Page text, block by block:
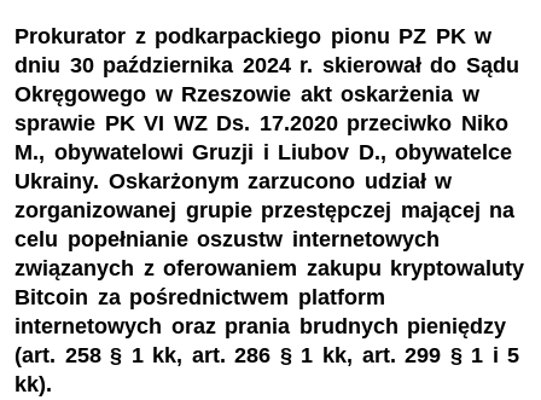
Prokurator z podkarpackiego pionu PZ PK w
dniu 30 października 2024 r. skierował do Sądu
Okręgowego w Rzeszowie akt oskarżenia w
sprawie PK VI WZ Ds. 17.2020 przeciwko Niko
M., obywatelowi Gruzji i Liubov D., obywatelce
Ukrainy. Oskarżonym zarzucono udział w
zorganizowanej grupie przestępczej mającej na
celu popełnianie oszustw internetowych
związanych z oferowaniem zakupu kryptowaluty
Bitcoin za pośrednictwem platform
internetowych oraz prania brudnych pieniędzy
(art. 258 § 1 kk, art. 286 § 1 kk, art. 299 § 1 i 5
kk).